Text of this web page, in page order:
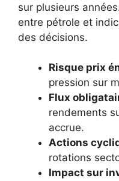
sur plusieurs
entre pétrole et
des décisions.
Risque prix
pression sur
Flux
rendements
accrue.
Actions
rotations
Impact sur